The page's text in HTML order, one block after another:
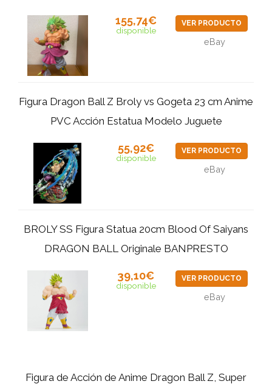
155,74€
disponible
VER PRODUCTO
eBay
Figura Dragon Ball Z Broly vs Gogeta 23 cm Anime
PVC Acción Estatua Modelo Juguete
55,92€
disponible
VER PRODUCTO
eBay
BROLY SS Figura Statua 20cm Blood Of Saiyans
DRAGON BALL Originale BANPRESTO
39,10€
disponible
VER PRODUCTO
eBay
Figura de Acción de Anime Dragon Ball Z, Super